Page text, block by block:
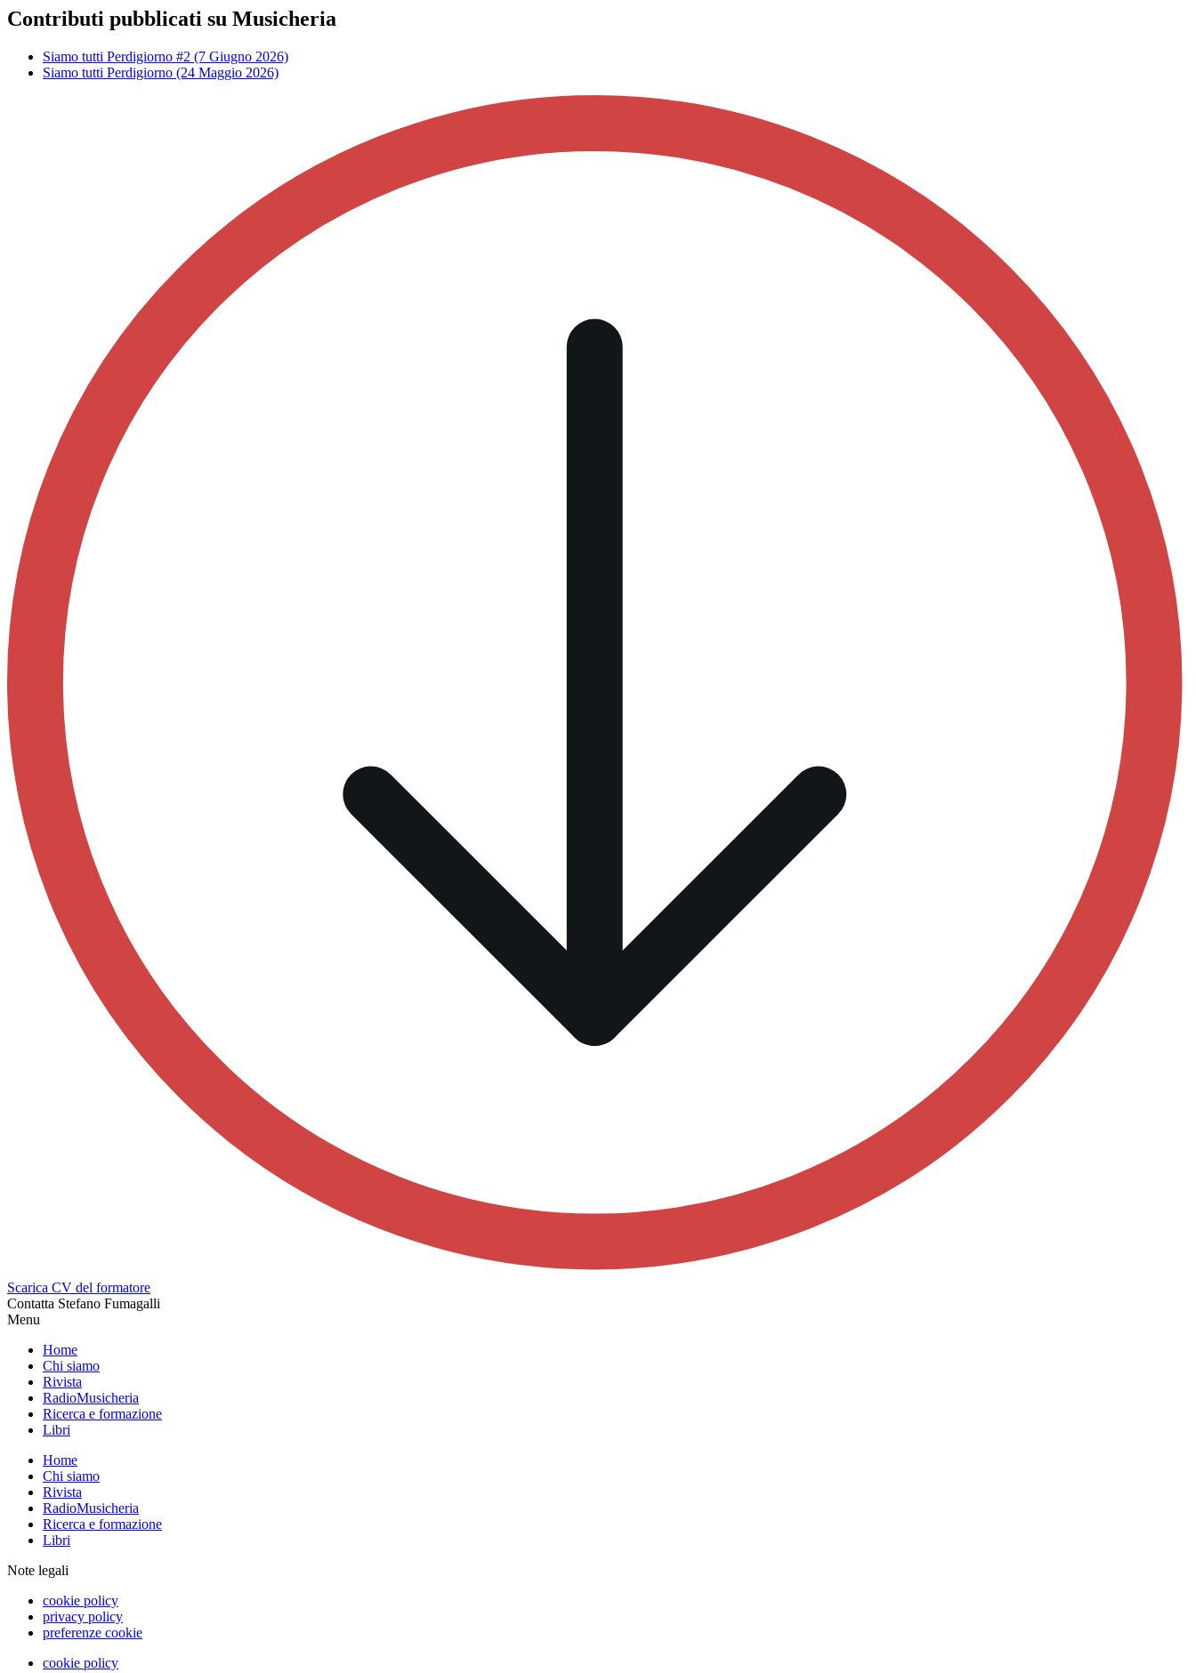
Contributi pubblicati su Musicheria
Siamo tutti Perdigiorno #2 (7 Giugno 2026)
Siamo tutti Perdigiorno (24 Maggio 2026)
Scarica CV del formatore
Contatta Stefano Fumagalli
Menu
Home
Chi siamo
Rivista
RadioMusicheria
Ricerca e formazione
Libri
Home
Chi siamo
Rivista
RadioMusicheria
Ricerca e formazione
Libri
Note legali
cookie policy
privacy policy
preferenze cookie
cookie policy